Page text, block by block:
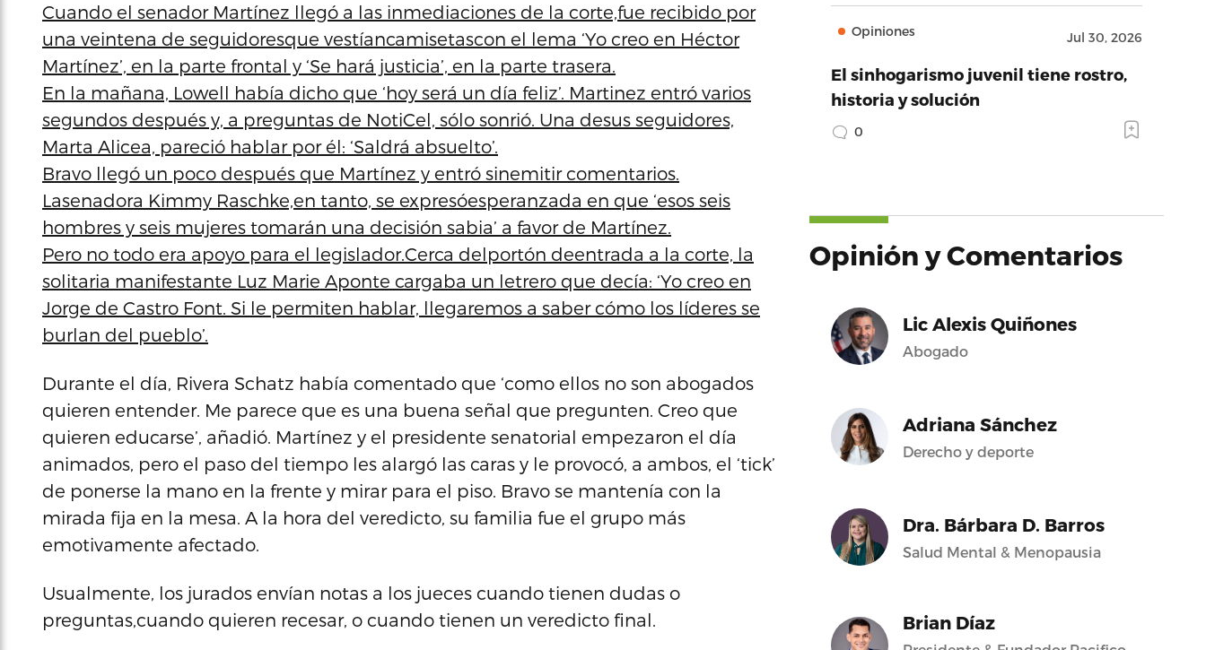
Cuando el senador Martínez llegó a las inmediaciones de la corte,fue recibido por
una veintena de seguidoresque vestíancamisetascon el lema ‘Yo creo en Héctor
Martínez’, en la parte frontal y ‘Se hará justicia’, en la parte trasera.
En la mañana, Lowell había dicho que ‘hoy será un día feliz’. Martinez entró varios
segundos después y, a preguntas de NotiCel, sólo sonrió. Una desus seguidores,
Marta Alicea, pareció hablar por él: ‘Saldrá absuelto’.
Bravo llegó un poco después que Martínez y entró sinemitir comentarios.
Lasenadora Kimmy Raschke,en tanto, se expresóesperanzada en que ‘esos seis
hombres y seis mujeres tomarán una decisión sabia’ a favor de Martínez.
Pero no todo era apoyo para el legislador.Cerca delportón deentrada a la corte, la
solitaria manifestante Luz Marie Aponte cargaba un letrero que decía: ‘Yo creo en
Jorge de Castro Font. Si le permiten hablar, llegaremos a saber cómo los líderes se
burlan del pueblo’.
Durante el día, Rivera Schatz había comentado que ‘como ellos no son abogados
quieren entender. Me parece que es una buena señal que pregunten. Creo que
quieren educarse’, añadió. Martínez y el presidente senatorial empezaron el día
animados, pero el paso del tiempo les alargó las caras y le provocó, a ambos, el ‘tick’
de ponerse la mano en la frente y mirar para el piso. Bravo se mantenía con la
mirada fija en la mesa. A la hora del veredicto, su familia fue el grupo más
emotivamente afectado.
Usualmente, los jurados envían notas a los jueces cuando tienen dudas o
preguntas,cuando quieren recesar, o cuando tienen un veredicto final.
Opiniones Jul 30, 2026
El sinhogarismo juvenil tiene rostro,
historia y solución
0
Opinión y Comentarios
Lic Alexis Quiñones
Abogado
Adriana Sánchez
Derecho y deporte
Dra. Bárbara D. Barros
Salud Mental & Menopausia
Brian Díaz